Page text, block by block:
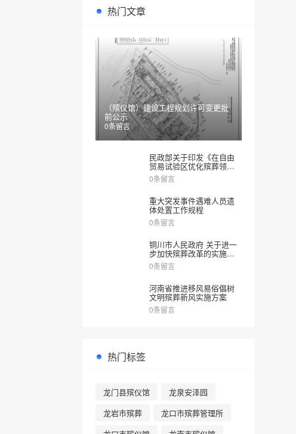
热门文章
（殡仪馆）建设工程规划许可变更批
前公示
0条留言
民政部关于印发《在自由
贸易试验区优化殡葬领域
涉企审批服务实施方案》
的通知
0条留言
重大突发事件遇难人员遗
体处置工作规程
0条留言
铜川市人民政府 关于进一
步加快殡葬改革的实施意
见
0条留言
河南省推进移风易俗倡树
文明殡葬新风实施方案
0条留言
热门标签
龙门县殡仪馆
龙泉安泽园
龙岩市殡葬
龙口市殡葬管理所